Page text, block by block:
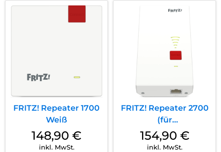
FRITZ! Repeater 1700
Weiß
148,90 €
inkl. MwSt.
FRITZ! Repeater 2700
(für
Tarifvermarktung)
Weiß
154,90 €
inkl. MwSt.